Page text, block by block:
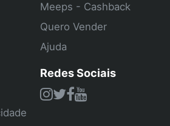
Meeps - Cashback
Quero Vender
Ajuda
Redes Sociais